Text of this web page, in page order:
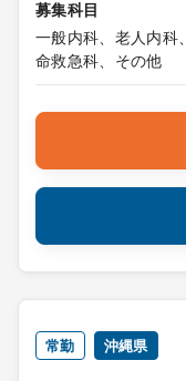
募集科目
一般内科、老人内科
命救急科、その他
常勤 沖縄県